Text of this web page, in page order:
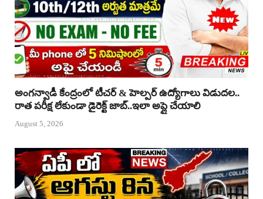
అంగన్వాడీ కేంద్రంలో టీచర్ & హెల్పర్ ఉద్యోగాలు విడుదల..
రాత పరీక్ష లేకుండా డైరెక్ట్ జాబ్..ఇలా అప్లై చేయాలి
August 5, 2026